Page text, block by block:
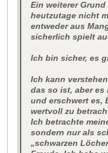
Ein weiterer
heutzutage nicht
entweder aus
sicherlich spielt
Ich bin sicher, es
Ich kann
das so ist, aber
und erschwert es,
wertvoll zu
Ich betrachte
sondern nur als
„schwarzen